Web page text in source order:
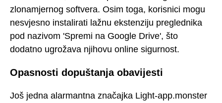
zlonamjernog softvera. Osim toga, korisnici mogu
nesvjesno instalirati lažnu ekstenziju preglednika
pod nazivom 'Spremi na Google Drive', što
dodatno ugrožava njihovu online sigurnost.
Opasnosti dopuštanja obavijesti
Još jedna alarmantna značajka Light-app.monster